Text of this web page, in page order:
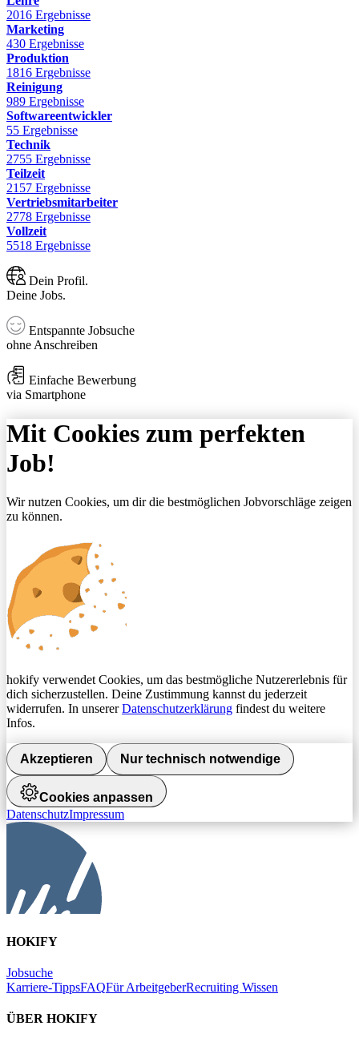
2016 Ergebnisse
Marketing
430 Ergebnisse
Produktion
1816 Ergebnisse
Reinigung
989 Ergebnisse
Softwareentwickler
55 Ergebnisse
Technik
2755 Ergebnisse
Teilzeit
2157 Ergebnisse
Vertriebsmitarbeiter
2778 Ergebnisse
Vollzeit
5518 Ergebnisse
Dein Profil.
Deine Jobs.
Entspannte Jobsuche
ohne Anschreiben
Einfache Bewerbung
via Smartphone
Mit Cookies zum perfekten
Job!
Wir nutzen Cookies, um dir die bestmöglichen Jobvorschläge zeigen
zu können.
hokify verwendet Cookies, um das bestmögliche Nutzererlebnis für
dich sicherzustellen. Deine Zustimmung kannst du jederzeit
widerrufen. In unsererDatenschutzerklärung findest du weitere
Infos.
Akzeptieren Nur technisch notwendige
Cookies anpassen
DatenschutzImpressum
HOKIFY
Jobsuche
Karriere-TippsFAQFür ArbeitgeberRecruiting Wissen
ÜBER HOKIFY